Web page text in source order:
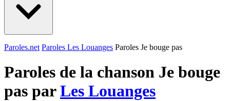
Paroles.net Paroles Les Louanges Paroles Je bouge pas
Paroles de la chanson Je bouge
pas parLes Louanges